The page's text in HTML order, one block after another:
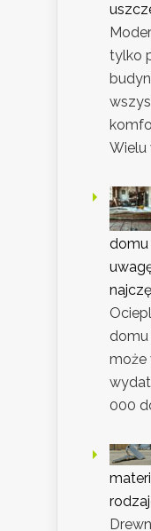
tylko
Wielu
domu
może
000